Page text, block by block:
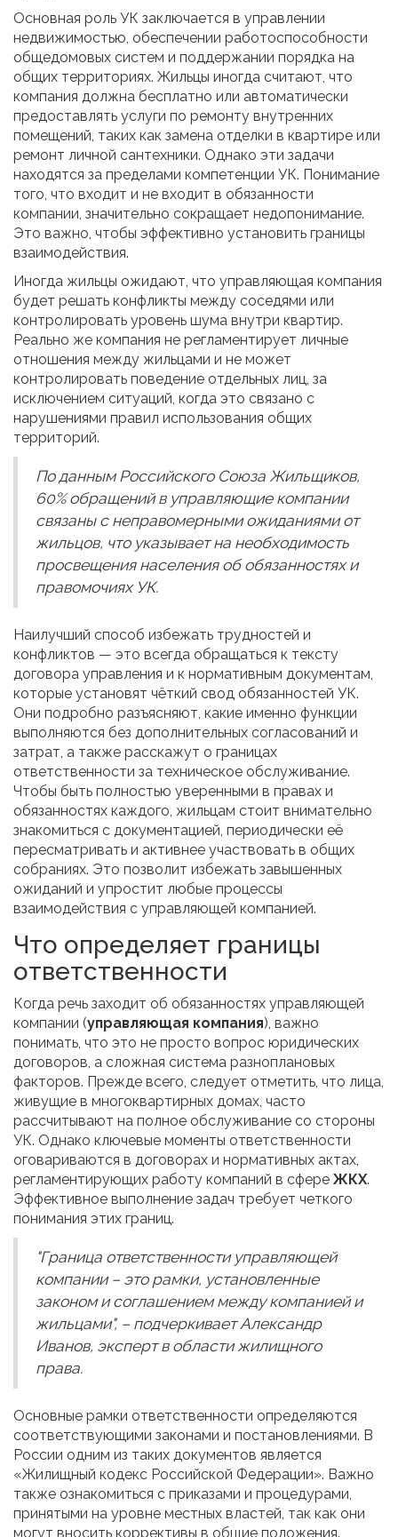
Основная роль УК заключается в управлении
недвижимостью, обеспечении работоспособности
общедомовых систем и поддержании порядка на
общих территориях. Жильцы иногда считают, что
компания должна бесплатно или автоматически
предоставлять услуги по ремонту внутренних
помещений, таких как замена отделки в квартире или
ремонт личной сантехники. Однако эти задачи
находятся за пределами компетенции УК. Понимание
того, что входит и не входит в обязанности
компании, значительно сокращает недопонимание.
Это важно, чтобы эффективно установить границы
взаимодействия.
Иногда жильцы ожидают, что управляющая компания
будет решать конфликты между соседями или
контролировать уровень шума внутри квартир.
Реально же компания не регламентирует личные
отношения между жильцами и не может
контролировать поведение отдельных лиц, за
исключением ситуаций, когда это связано с
нарушениями правил использования общих
территорий.
По данным Российского Союза Жильщиков,
60% обращений в управляющие компании
связаны с неправомерными ожиданиями от
жильцов, что указывает на необходимость
просвещения населения об обязанностях и
правомочиях УК.
Наилучший способ избежать трудностей и
конфликтов — это всегда обращаться к тексту
договора управления и к нормативным документам,
которые установят чёткий свод обязанностей УК.
Они подробно разъясняют, какие именно функции
выполняются без дополнительных согласований и
затрат, а также расскажут о границах
ответственности за техническое обслуживание.
Чтобы быть полностью уверенными в правах и
обязанностях каждого, жильцам стоит внимательно
знакомиться с документацией, периодически её
пересматривать и активнее участвовать в общих
собраниях. Это позволит избежать завышенных
ожиданий и упростит любые процессы
взаимодействия с управляющей компанией.
Что определяет границы
ответственности
Когда речь заходит об обязанностях управляющей
компании (управляющая компания), важно
понимать, что это не просто вопрос юридических
договоров, а сложная система разноплановых
факторов. Прежде всего, следует отметить, что лица,
живущие в многоквартирных домах, часто
рассчитывают на полное обслуживание со стороны
УК. Однако ключевые моменты ответственности
оговариваются в договорах и нормативных актах,
регламентирующих работу компаний в сфере ЖКХ.
Эффективное выполнение задач требует четкого
понимания этих границ.
"Граница ответственности управляющей
компании – это рамки, установленные
законом и соглашением между компанией и
жильцами", – подчеркивает Александр
Иванов, эксперт в области жилищного
права.
Основные рамки ответственности определяются
соответствующими законами и постановлениями. В
России одним из таких документов является
«Жилищный кодекс Российской Федерации». Важно
также ознакомиться с приказами и процедурами,
принятыми на уровне местных властей, так как они
могут вносить коррективы в общие положения.